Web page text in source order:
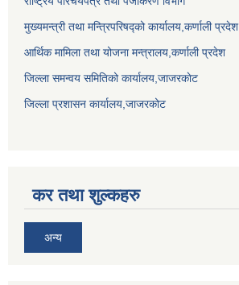
मुख्यमन्त्री तथा मन्त्रिपरिषद्को कार्यालय,कर्णाली प्रदेश
आर्थिक मामिला तथा योजना मन्त्रालय,कर्णाली प्रदेश
जिल्ला समन्वय समितिको कार्यालय,जाजरकाेट
जिल्ला प्रशासन कार्यालय,जाजरकोट
कर तथा शुल्कहरु
अन्य